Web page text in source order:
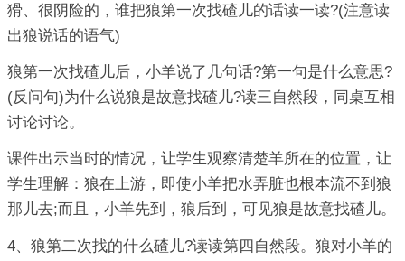
猾、很阴险的，谁把狼第一次找碴儿的话读一读?(注意读
出狼说话的语气)
狼第一次找碴儿后，小羊说了几句话?第一句是什么意思?
(反问句)为什么说狼是故意找碴儿?读三自然段，同桌互相
讨论讨论。
课件出示当时的情况，让学生观察清楚羊所在的位置，让
学生理解：狼在上游，即使小羊把水弄脏也根本流不到狼
那儿去;而且，小羊先到，狼后到，可见狼是故意找碴儿。
4、狼第二次找的什么碴儿?读读第四自然段。狼对小羊的